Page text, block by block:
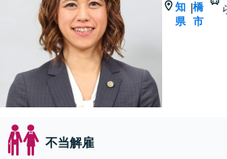
知
県
|橋
市
不当解雇